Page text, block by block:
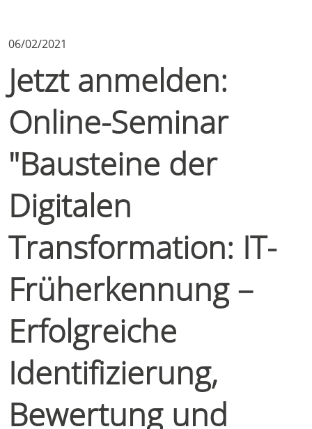
06/02/2021
Jetzt anmelden:
Online-Seminar
"Bausteine der
Digitalen
Transformation: IT-
Früherkennung –
Erfolgreiche
Identifizierung,
Bewertung und